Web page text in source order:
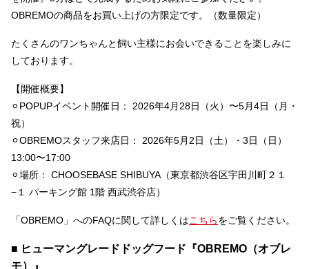
OBREMOの商品をお買い上げの方限定です。（数量限定）
たくさんのワンちゃんと飼い主様にお会いできることを楽しみに
しております。
【開催概要】
⚪︎POPUPイベント開催日： 2026年4月28日（火）〜5月4日（月・
祝）
⚪︎OBREMOスタッフ来店日： 2026年5月2日（土）・3日（日）
13:00〜17:00
⚪︎場所： CHOOSEBASE SHIBUYA（東京都渋谷区宇田川町２１
−１ パーキング館 1階 西武渋谷店）
「OBREMO」へのFAQに関して詳しくはこちらをご覧ください。
■ ヒューマングレードドッグフード『OBREMO（オブレ
モ）』